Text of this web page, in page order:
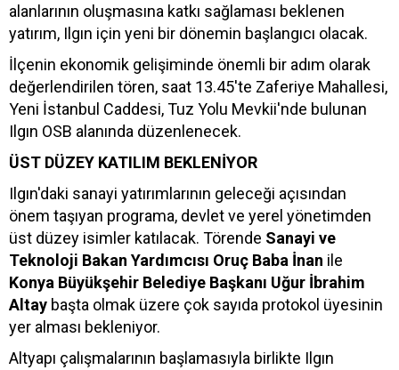
alanlarının oluşmasına katkı sağlaması beklenen
yatırım, Ilgın için yeni bir dönemin başlangıcı olacak.
İlçenin ekonomik gelişiminde önemli bir adım olarak
değerlendirilen tören, saat 13.45'te Zaferiye Mahallesi,
Yeni İstanbul Caddesi, Tuz Yolu Mevkii'nde bulunan
Ilgın OSB alanında düzenlenecek.
ÜST DÜZEY KATILIM BEKLENİYOR
Ilgın'daki sanayi yatırımlarının geleceği açısından
önem taşıyan programa, devlet ve yerel yönetimden
üst düzey isimler katılacak. Törende Sanayi ve
Teknoloji Bakan Yardımcısı Oruç Baba İnan ile
Konya Büyükşehir Belediye Başkanı Uğur İbrahim
Altay başta olmak üzere çok sayıda protokol üyesinin
yer alması bekleniyor.
Altyapı çalışmalarının başlamasıyla birlikte Ilgın